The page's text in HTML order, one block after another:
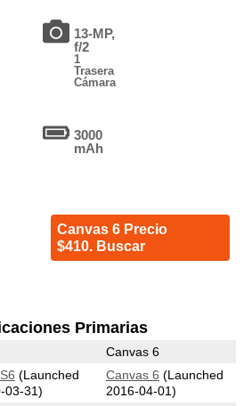
13-MP,
f/2
1
Trasera
Cámara
3000
mAh
Canvas 6 Precio
$410. Buscar
Primarias
Canvas 6
(Launched
03-31)
Canvas 6 (Launched
2016-04-01)